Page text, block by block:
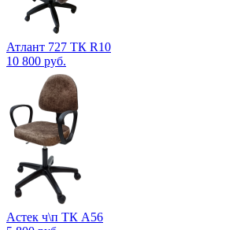
Атлант 727 ТК R10
10 800 руб.
Астек ч\п ТК А56